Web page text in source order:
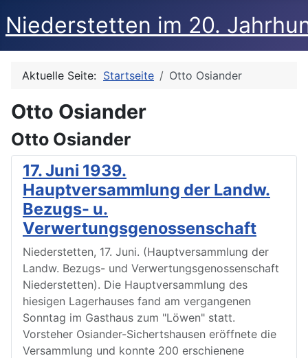
Niederstetten im 20.
Aktuelle Seite: Startseite Otto Osiander
Otto Osiander
Otto Osiander
17. Juni 1939.
Hauptversammlung der Landw.
Bezugs- u.
Verwertungsgenossenschaft
Niederstetten, 17. Juni. (Hauptversammlung der
Landw. Bezugs- und Verwertungsgenossenschaft
Niederstetten). Die Hauptversammlung des
hiesigen Lagerhauses fand am vergangenen
Sonntag im Gasthaus zum "Löwen" statt.
Vorsteher Osiander-Sichertshausen eröffnete die
Versammlung und konnte 200 erschienene